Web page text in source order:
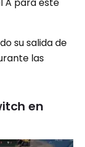
su salida de
las
en